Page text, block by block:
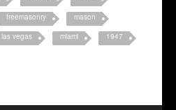
freemasonry
mason
las vegas miami
1947